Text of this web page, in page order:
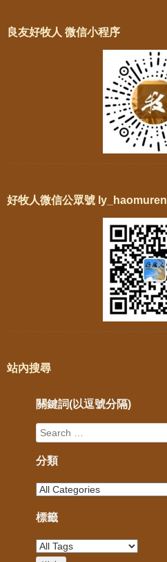
良友好牧人 微信小程序
好牧人微信公眾號 ly_haomuren
站內搜尋
關鍵詞(以逗號分隔)
分類
標籤